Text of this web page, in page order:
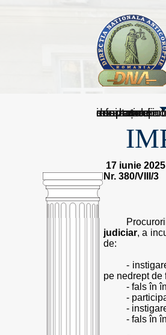
sesizați-ne
despre noi
rezultatele
mass media
informare
cooperare
17 iunie 2025
Nr. 380/VIII/3
judiciar, a
de:
-
pe nedrept
- fals în
-
-
- fals în